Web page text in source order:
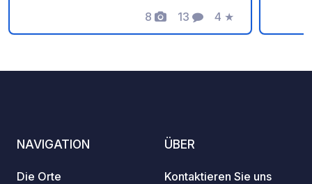
erfolgt vollautomatisch mit einem
Code, den Sie nach der Buchung
8
Fotos
13
Kommentare
4
Bewertung
★
gibt
NAVIGATION
Die Orte
ÜBER
Kontaktieren Sie uns